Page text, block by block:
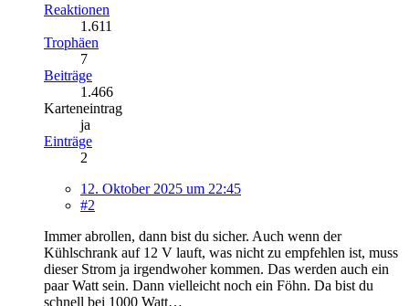
Reaktionen
1.611
Trophäen
7
Beiträge
1.466
Karteneintrag
ja
Einträge
2
12. Oktober 2025 um 22:45
#2
Immer abrollen, dann bist du sicher. Auch wenn der
Kühlschrank auf 12 V lauft, was nicht zu empfehlen ist, muss
dieser Strom ja irgendwoher kommen. Das werden auch ein
paar Watt sein. Dann vielleicht noch ein Föhn. Da bist du
schnell bei 1000 Watt…